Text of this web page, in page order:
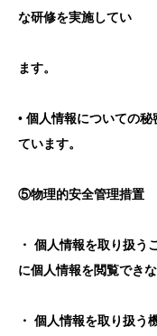
な研修を実施してい
ます。
• 個人情報についての
ています。
⑤物理的安全管理措置
・ 個人情報を取り扱う
に個人情報を閲覧でき
・ 個人情報を取り扱う